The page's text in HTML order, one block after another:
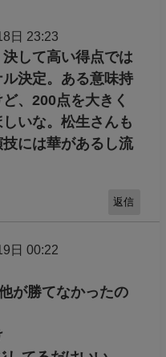
日 23:23
して高い得点では
決定。ある意味持
、200点を大きく
いな。松生さんも
には華があるし流
返信
日 00:22
が勝てなかったの